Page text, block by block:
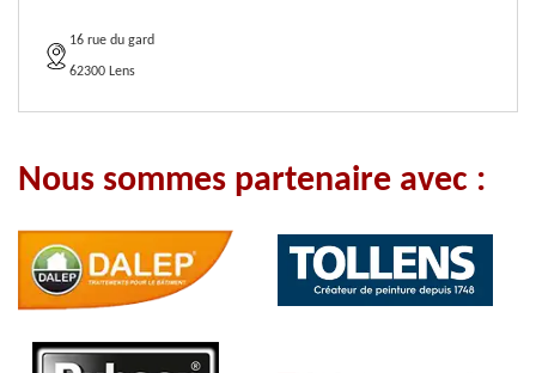
16 rue du gard
62300 Lens
Nous sommes partenaire avec :